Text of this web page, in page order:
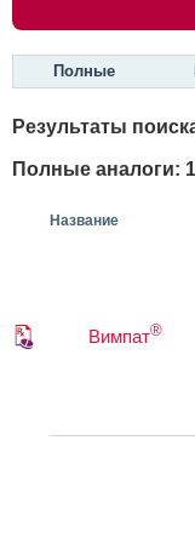
Полные
Результаты
Полные аналоги:
Название
Вимпат®